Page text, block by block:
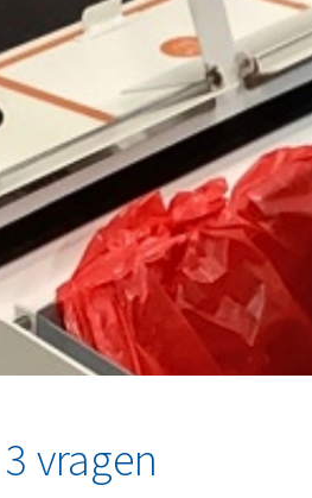
vragen